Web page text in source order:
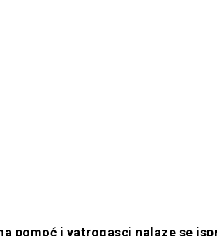
pomoć i vatrogasci nalaze se